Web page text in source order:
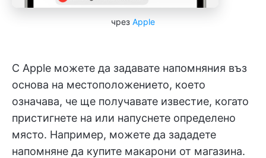
чрез Apple
С Apple можете да задавате напомняния въз
основа на местоположението, което
означава, че ще получавате известие, когато
пристигнете на или напуснете определено
място. Например, можете да зададете
напомняне да купите макарони от магазина.